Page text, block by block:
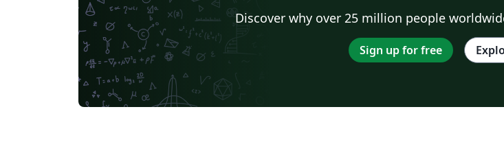
Discover why over 25 million people
Sign up for free